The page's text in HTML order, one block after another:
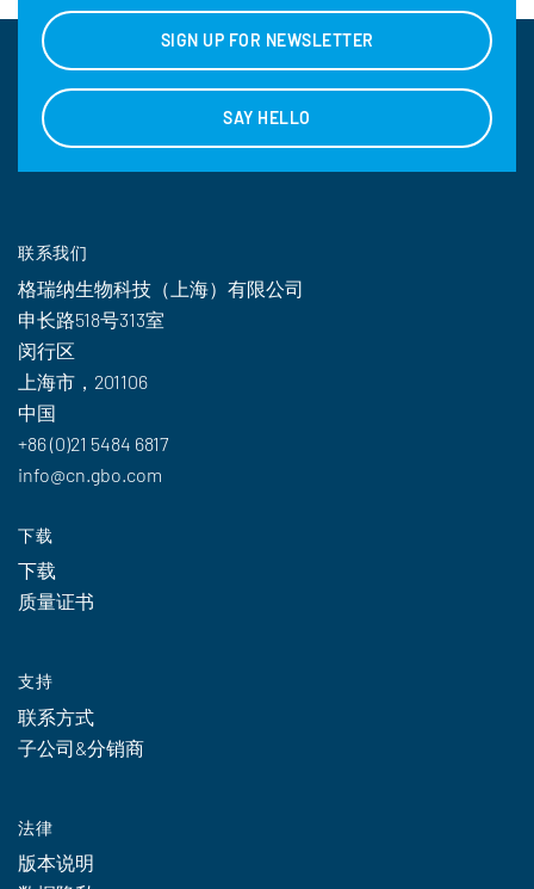
SIGN UP FOR NEWSLETTER
SAY HELLO
联系我们
格瑞纳生物科技（上海）有限公司
申长路518号313室
闵行区
上海市，201106
中国
+86 (0)21 5484 6817
info@cn.gbo.com
下载
下载
质量证书
支持
联系方式
子公司&分销商
法律
版本说明